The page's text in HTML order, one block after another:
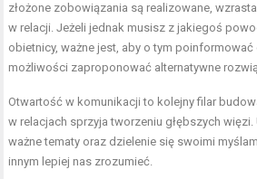
złożone zobowiązania są realizowane,
w relacji. Jeżeli jednak musisz z jakiegoś
obietnicy, ważne jest, aby o tym
możliwości zaproponować alternatywne
Otwartość w komunikacji to kolejny filar
w relacjach sprzyja tworzeniu głębszych
ważne tematy oraz dzielenie się swoimi
innym lepiej nas zrozumieć.